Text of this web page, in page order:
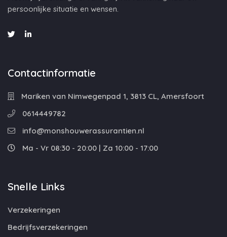
persoonlijke situatie en wensen.
Contactinformatie
Mariken van Nimwegenpad 1, 3813 CL, Amersfoort
0614449782
info@monshouwerassurantien.nl
Ma - Vr 08:30 - 20:00 | Za 10:00 - 17:00
Snelle Links
Verzekeringen
Bedrijfsverzekeringen